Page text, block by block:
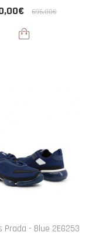
695,00€
Prada - Blue 2EG253